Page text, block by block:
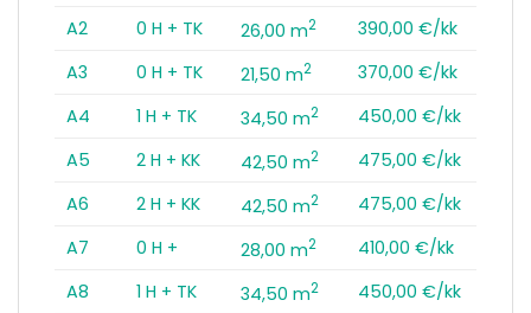
A2
0 H + TK 26,00 m2
390,00 €/kk
A3
0 H + TK 21,50 m2
370,00 €/kk
A4
1 H + TK 34,50 m2
450,00 €/kk
A5
2 H + KK 42,50 m2
475,00 €/kk
A6
2 H + KK 42,50 m2
475,00 €/kk
A7
0 H + 28,00 m2
410,00 €/kk
A8
1 H + TK 34,50 m2
450,00 €/kk